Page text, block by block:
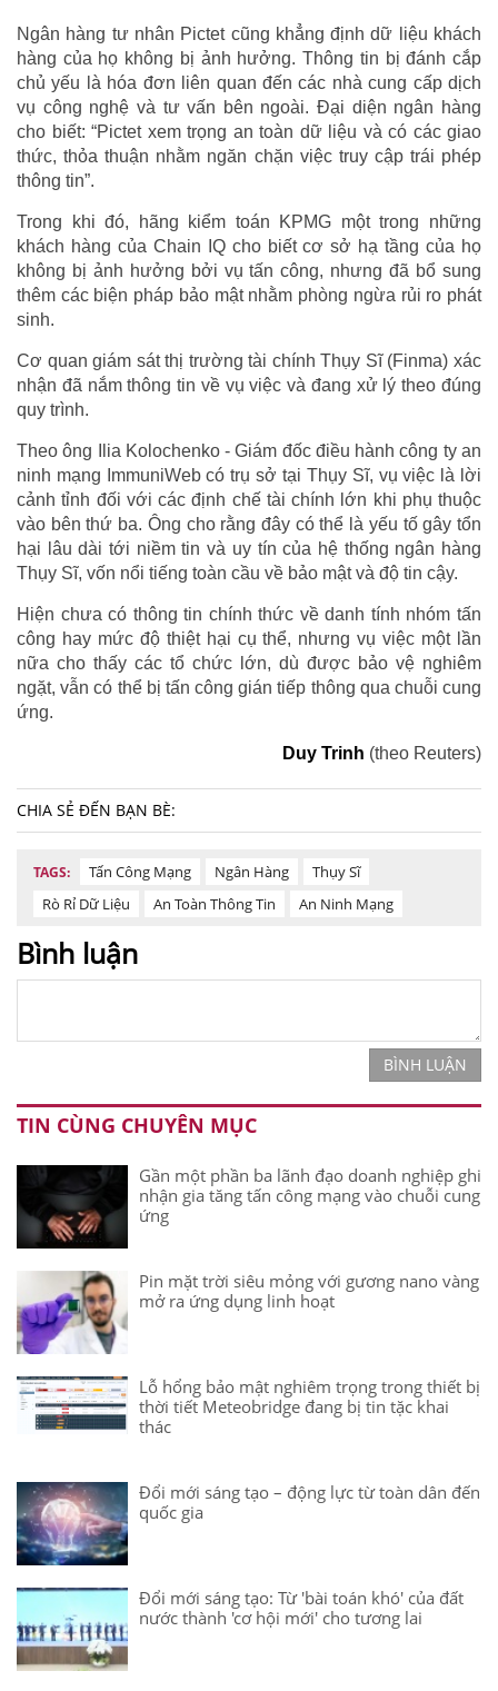
Ngân hàng tư nhân Pictet cũng khẳng định dữ liệu khách
hàng của họ không bị ảnh hưởng. Thông tin bị đánh cắp
chủ yếu là hóa đơn liên quan đến các nhà cung cấp dịch
vụ công nghệ và tư vấn bên ngoài. Đại diện ngân hàng
cho biết: “Pictet xem trọng an toàn dữ liệu và có các giao
thức, thỏa thuận nhằm ngăn chặn việc truy cập trái phép
thông tin”.
Trong khi đó, hãng kiểm toán KPMG một trong những
khách hàng của Chain IQ cho biết cơ sở hạ tầng của họ
không bị ảnh hưởng bởi vụ tấn công, nhưng đã bổ sung
thêm các biện pháp bảo mật nhằm phòng ngừa rủi ro phát
sinh.
Cơ quan giám sát thị trường tài chính Thụy Sĩ (Finma) xác
nhận đã nắm thông tin về vụ việc và đang xử lý theo đúng
quy trình.
Theo ông Ilia Kolochenko - Giám đốc điều hành công ty an
ninh mạng ImmuniWeb có trụ sở tại Thụy Sĩ, vụ việc là lời
cảnh tỉnh đối với các định chế tài chính lớn khi phụ thuộc
vào bên thứ ba. Ông cho rằng đây có thể là yếu tố gây tổn
hại lâu dài tới niềm tin và uy tín của hệ thống ngân hàng
Thụy Sĩ, vốn nổi tiếng toàn cầu về bảo mật và độ tin cậy.
Hiện chưa có thông tin chính thức về danh tính nhóm tấn
công hay mức độ thiệt hại cụ thể, nhưng vụ việc một lần
nữa cho thấy các tổ chức lớn, dù được bảo vệ nghiêm
ngặt, vẫn có thể bị tấn công gián tiếp thông qua chuỗi cung
ứng.
Duy Trinh (theo Reuters)
CHIA SẺ ĐẾN BẠN BÈ:
TAGS: Tấn Công Mạng Ngân Hàng
Thụy Sĩ
Rò Rỉ Dữ Liệu
An Toàn Thông Tin An Ninh Mạng
Bình luận
BÌNH LUẬN
TIN CÙNG CHUYÊN MỤC
Gần một phần ba lãnh đạo doanh nghiệp ghi
nhận gia tăng tấn công mạng vào chuỗi cung
ứng
Pin mặt trời siêu mỏng với gương nano vàng
mở ra ứng dụng linh hoạt
Lỗ hổng bảo mật nghiêm trọng trong thiết bị
thời tiết Meteobridge đang bị tin tặc khai
thác
Đổi mới sáng tạo – động lực từ toàn dân đến
quốc gia
Đổi mới sáng tạo: Từ 'bài toán khó' của đất
nước thành 'cơ hội mới' cho tương lai